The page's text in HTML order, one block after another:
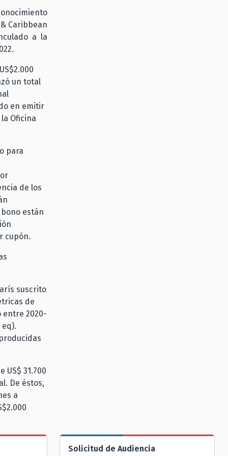
Caribbean
a la
un total
en emitir
Oficina
para
de los
están
cupón.
suscrito
de
entre 2020-
eq).
31.700
De éstos,
a
Solicitud de Audiencia